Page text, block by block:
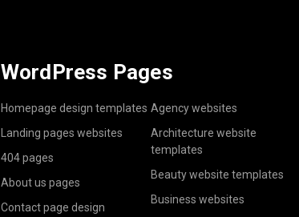
WordPress Pages
Homepage design templates
Landing pages websites
404 pages
About us pages
Contact page design
Agency websites
Architecture website
templates
Beauty website templates
Business websites